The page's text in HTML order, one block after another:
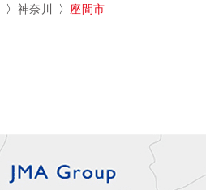
神奈川 座間市